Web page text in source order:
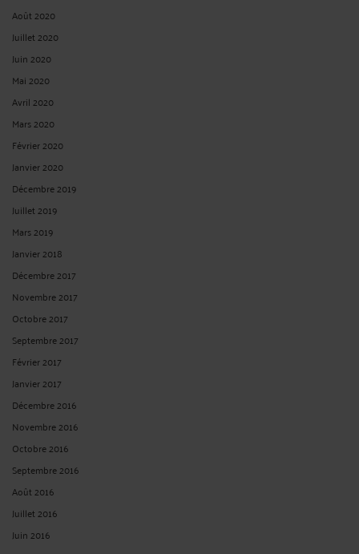
Août 2020
Juillet 2020
Juin 2020
Mai 2020
Avril 2020
Mars 2020
Février 2020
Janvier 2020
Décembre 2019
Juillet 2019
Mars 2019
Janvier 2018
Décembre 2017
Novembre 2017
Octobre 2017
Septembre 2017
Février 2017
Janvier 2017
Décembre 2016
Novembre 2016
Octobre 2016
Septembre 2016
Août 2016
Juillet 2016
Juin 2016